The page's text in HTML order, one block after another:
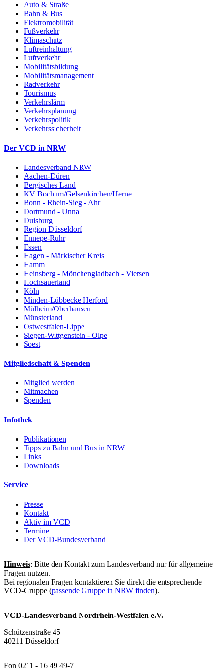
Auto & Straße
Bahn & Bus
Elektromobilität
Fußverkehr
Klimaschutz
Luftreinhaltung
Luftverkehr
Mobilitätsbildung
Mobilitätsmanagement
Radverkehr
Tourismus
Verkehrslärm
Verkehrsplanung
Verkehrspolitik
Verkehrssicherheit
Der VCD in NRW
Landesverband NRW
Aachen-Düren
Bergisches Land
KV Bochum/Gelsenkirchen/Herne
Bonn - Rhein-Sieg - Ahr
Dortmund - Unna
Duisburg
Region Düsseldorf
Ennepe-Ruhr
Essen
Hagen - Märkischer Kreis
Hamm
Heinsberg - Mönchengladbach - Viersen
Hochsauerland
Köln
Minden-Lübbecke Herford
Mülheim/Oberhausen
Münsterland
Ostwestfalen-Lippe
Siegen-Wittgenstein - Olpe
Soest
Mitgliedschaft & Spenden
Mitglied werden
Mitmachen
Spenden
Infothek
Publikationen
Tipps zu Bahn und Bus in NRW
Links
Downloads
Service
Presse
Kontakt
Aktiv im VCD
Termine
Der VCD-Bundesverband
Hinweis: Bitte den Kontakt zum Landesverband nur für allgemeine
Fragen nutzen.
Bei regionalen Fragen kontaktieren Sie direkt die entsprechende
VCD-Gruppe (passende Gruppe in NRW finden).
VCD-Landesverband Nordrhein-Westfalen e.V.
Schützenstraße 45
40211 Düsseldorf
Fon 0211 - 16 49 49-7